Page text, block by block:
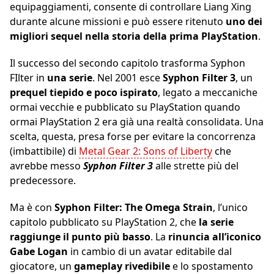
equipaggiamenti, consente di controllare Liang Xing
durante alcune missioni e può essere ritenuto uno dei
migliori sequel nella storia della prima PlayStation.
Il successo del secondo capitolo trasforma Syphon
FIlter in una serie. Nel 2001 esceSyphon Filter 3, un
prequel tiepido e poco ispirato, legato a meccaniche
ormai vecchie e pubblicato su PlayStation quando
ormai PlayStation 2 era già una realtà consolidata. Una
scelta, questa, presa forse per evitare la concorrenza
(imbattibile) di Metal Gear 2: Sons of Libertyche
avrebbe messo Syphon Filter 3alle strette più del
predecessore.
Ma è con Syphon Filter: The Omega Strain, l’unico
capitolo pubblicato su PlayStation 2, che la serie
raggiunge il punto più basso. La rinuncia all’iconico
Gabe Logan in cambio di un avatar editabile dal
giocatore, un gameplay rivedibilee lo spostamento